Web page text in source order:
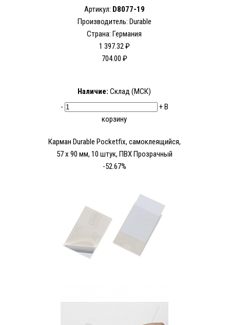
Артикул: D8077-19
Производитель: Durable
Страна: Германия
1 397.32 ₽
704.00 ₽
Наличие: Склад (МСК)
-
+В
корзину
Карман Durable Pocketfix, самоклеящийся,
57 х 90 мм, 10 штук, ПВХ Прозрачный
-52.67%